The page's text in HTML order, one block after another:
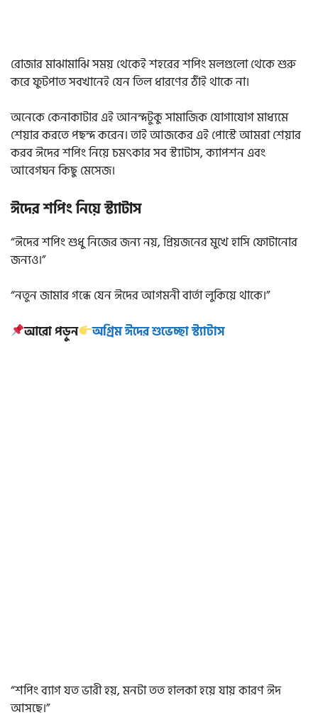
রোজার মাঝামাঝি সময় থেকেই শহরের শপিং মলগুলো থেকে শুরু
করে ফুটপাত সবখানেই যেন তিল ধারণের ঠাঁই থাকে না।
অনেকে কেনাকাটার এই আনন্দটুকু সামাজিক যোগাযোগ মাধ্যমে
শেয়ার করতে পছন্দ করেন। তাই আজকের এই পোস্টে আমরা শেয়ার
করব ঈদের শপিং নিয়ে চমৎকার সব স্ট্যাটাস, ক্যাপশন এবং
আবেগঘন কিছু মেসেজ।
ঈদের শপিং নিয়ে স্ট্যাটাস
“ঈদের শপিং শুধু নিজের জন্য নয়, প্রিয়জনের মুখে হাসি ফোটানোর
জন্যও।”
“নতুন জামার গন্ধে যেন ঈদের আগমনী বার্তা লুকিয়ে থাকে।”
আরো পড়ুন
অগ্রিম ঈদের শুভেচ্ছা স্ট্যাটাস
“শপিং ব্যাগ যত ভারী হয়, মনটা তত হালকা হয়ে যায় কারণ ঈদ
আসছে।”